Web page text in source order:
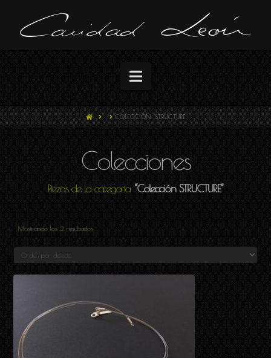
Navigation
HOME COLECCIÓN STRUCTURE
Colecciones
Piezas de la categoría “Colección STRUCTURE”
Mostrando los 2 resultados